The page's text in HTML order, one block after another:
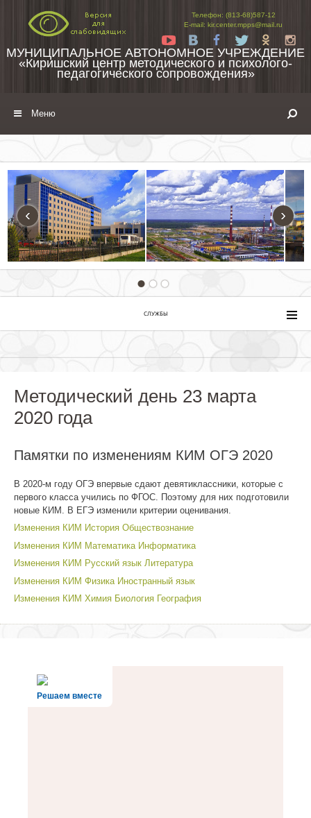
Телефон: (813-68)587-12
E-mail: kir.center.mpps@mail.ru
Yt
Tw
МУНИЦИПАЛЬНОЕ АВТОНОМНОЕ УЧРЕЖДЕНИЕ
«Киришский центр методического и психолого-
педагогического сопровождения»
Меню
‹ ›
СЛУЖБЫ
Методический день 23 марта
2020 года
Памятки по изменениям КИМ ОГЭ 2020
В 2020-м году ОГЭ впервые сдают девятиклассники, которые с
первого класса учились по ФГОС. Поэтому для них подготовили
новые КИМ. В ЕГЭ изменили критерии оценивания.
Изменения КИМ История Обществознание
Изменения КИМ Математика Информатика
Изменения КИМ Русский язык Литература
Изменения КИМ Физика Иностранный язык
Изменения КИМ Химия Биология География
Решаем вместе